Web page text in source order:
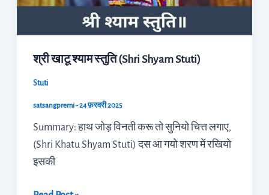
श्री खाटू श्याम स्तुति (Shri Shyam Stuti)
Stuti
satsangpremi-24 फ़रवरी 2025
Summary: हाथ जोड़ विनती करू तो सुनियो चित्त लगाए,
(Shri Khatu Shyam Stuti) दस आ गयो शरण में रखियो
इसकी
Shyam